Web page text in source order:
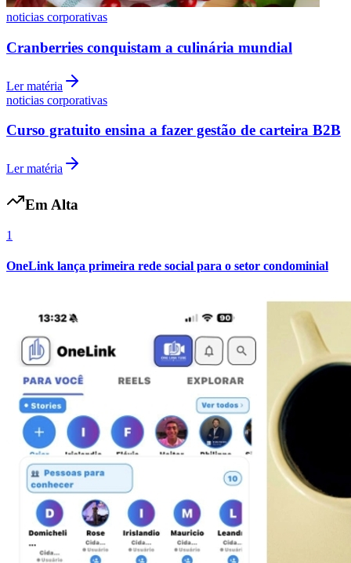
Internacional
noticias corporativas
Cranberries conquistam a culinária mundial
Ler matéria
noticias corporativas
Curso gratuito ensina a fazer gestão de carteira B2B
Ler matéria
Em Alta
1
OneLink lança primeira rede social para o setor condominial